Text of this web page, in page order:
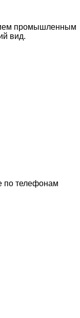
промышленным
вид.
по телефонам